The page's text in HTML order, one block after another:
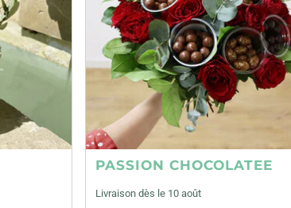
PASSION CHOCOLATEE
Livraison dès le 10 août